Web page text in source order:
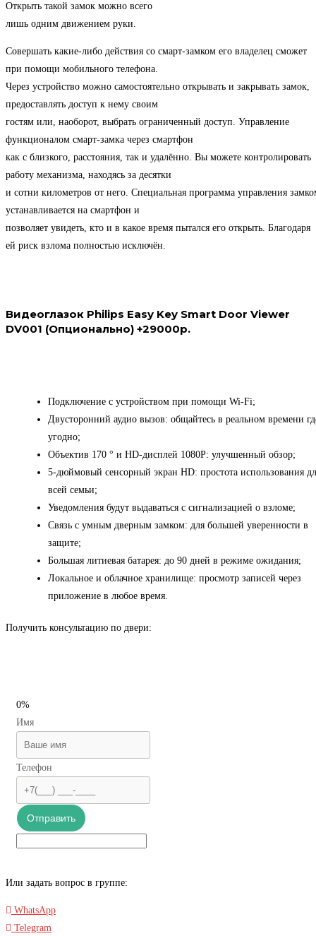
Открыть такой замок можно всего
лишь одним движением руки.
Совершать какие-либо действия со смарт-замком его владелец сможет
при помощи мобильного телефона.
Через устройство можно самостоятельно открывать и закрывать замок,
предоставлять доступ к нему своим
гостям или, наоборот, выбрать ограниченный доступ. Управление
функционалом смарт-замка через смартфон
как с близкого, расстояния, так и удалённо. Вы можете контролировать
работу механизма, находясь за десятки
и сотни километров от него. Специальная программа управления
устанавливается на смартфон и
позволяет увидеть, кто и в какое время пытался его открыть. Благодаря
ей риск взлома полностью исключён.
Видеоглазок Philips Easy Key Smart Door Viewer
DV001 (Опционально) +29000р.
Подключение с устройством при помощи Wi-Fi;
Двусторонний аудио вызов: общайтесь в реальном времени
угодно;
Объектив 170 ° и HD-дисплей 1080P: улучшенный обзор;
5-дюймовый сенсорный экран HD: простота использования
всей семьи;
Уведомления будут выдаваться с сигнализацией о взломе;
Связь с умным дверным замком: для большей уверенности в
защите;
Большая литиевая батарея: до 90 дней в режиме ожидания;
Локальное и облачное хранилище: просмотр записей через
приложение в любое время.
Получить консультацию по двери:
0%
Имя
Телефон
Отправить
Или задать вопрос в группе:
WhatsApp
Telegram